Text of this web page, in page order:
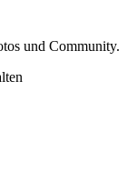
und Community.